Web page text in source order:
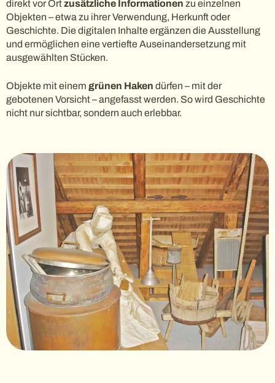
direkt vor Ortzusätzliche Informationen zu einzelnen
Objekten – etwa zu ihrer Verwendung, Herkunft oder
Geschichte. Die digitalen Inhalte ergänzen die Ausstellung
und ermöglichen eine vertiefte Auseinandersetzung mit
ausgewählten Stücken.
Objekte mit einem grünen Haken dürfen – mit der
gebotenen Vorsicht – angefasst werden. So wird Geschichte
nicht nur sichtbar, sondern auch erlebbar.